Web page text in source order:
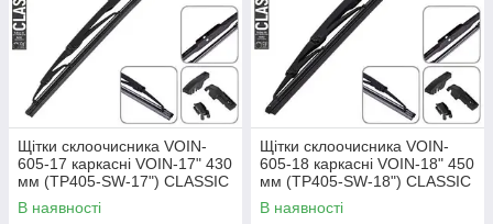
Щітки склоочисника VOIN-
605-17 каркасні VOIN-17" 430
мм (TP405-SW-17") CLASSIC
В наявності
Щітки склоочисника VOIN-
605-18 каркасні VOIN-18" 450
мм (TP405-SW-18") CLASSIC
В наявності